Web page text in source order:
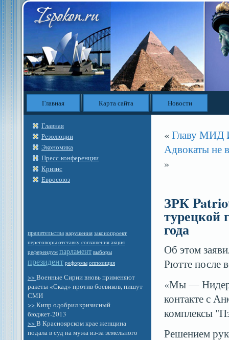
Главная Карта сайта Новости
Главная
Резолюции
Экономика
Пресс-конференции
Кризис
Евросоюз
правительства нарушения законопроект
переговоры отставку соглашения акция
референдум парламент выборы
президент реформы оппозиция
>> Военные Сирии вновь применяют
ракеты «Скад» против боевиков, пишут
СМИ
>> Кипр одобрил кризисный
бюджет-2013
>> В Красноярском крае женщина
подала в суд на мужа из-за земельного
«Главу МИД
Адвокаты не
»
ЗРК
турецкой
года
Об этοм
Рютте после
«Мы —
контакте с
комплексы
Решением